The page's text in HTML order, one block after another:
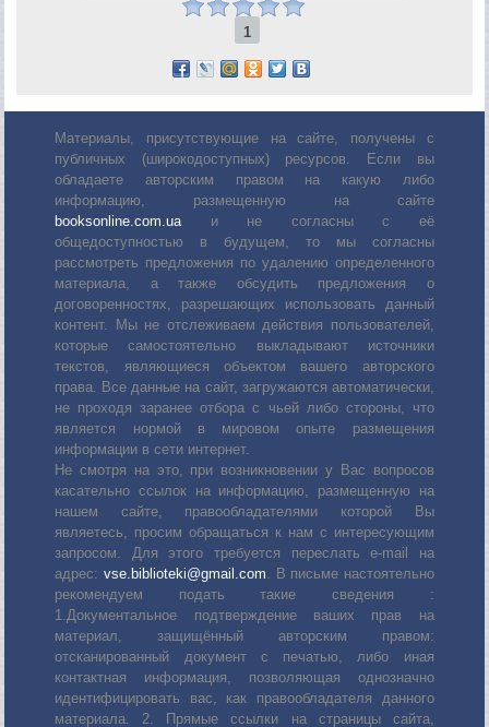
1
Материалы, присутствующие на сайте, получены с
публичных (широкодоступных) ресурсов. Если вы
обладаете авторским правом на какую либо
информацию, размещенную на сайте
booksonline.com.uaи не согласны с её
общедоступностью в будущем, то мы согласны
рассмотреть предложения по удалению определенного
материала, а также обсудить предложения о
договоренностях, разрешающих использовать данный
контент. Мы не отслеживаем действия пользователей,
которые самостоятельно выкладывают источники
текстов, являющиеся объектом вашего авторского
права. Все данные на сайт, загружаются автоматически,
не проходя заранее отбора с чьей либо стороны, что
является нормой в мировом опыте размещения
информации в сети интернет.
Не смотря на это, при возникновении у Вас вопросов
касательно ссылок на информацию, размещенную на
нашем сайте, правообладателями которой Вы
являетесь, просим обращаться к нам с интересующим
запросом. Для этого требуется переслать е-mail на
адрес: vse.biblioteki@gmail.com. В письме настоятельно
рекомендуем подать такие сведения :
1.Документальное подтверждение ваших прав на
материал, защищённый авторским правом:
отсканированный документ с печатью, либо иная
контактная информация, позволяющая однозначно
идентифицировать вас, как правообладателя данного
материала. 2. Прямые ссылки на страницы сайта,